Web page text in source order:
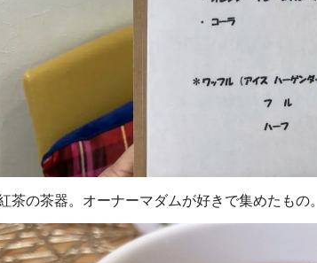
茶の茶器。オーナーマダムが好きで集めたもの。